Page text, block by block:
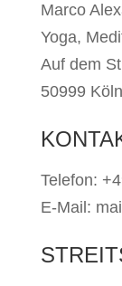
Marco
Yoga,
Auf dem
50999 Köln
Telefon:
E-Mail: